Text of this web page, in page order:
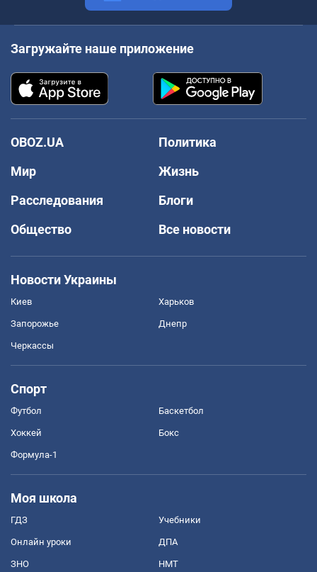
Загружайте наше приложение
OBOZ.UA
Политика
Мир
Жизнь
Расследования
Блоги
Общество
Все новости
Новости Украины
Киев Харьков
Запорожье Днепр
Черкассы
Спорт
Футбол Баскетбол
Хоккей Бокс
Формула-1
Моя школа
ГДЗ Учебники
Онлайн уроки ДПА
ЗНО НМТ